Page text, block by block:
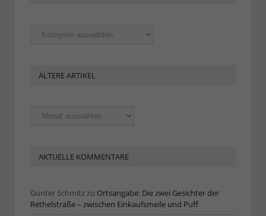
Rubriken
ÄLTERE ARTIKEL
Ältere
Artikel
AKTUELLE KOMMENTARE
Günter Schmitzzu Ortsangabe: Die zwei Gesichter der
Rethelstraße – zwischen Einkaufsmeile und Puff